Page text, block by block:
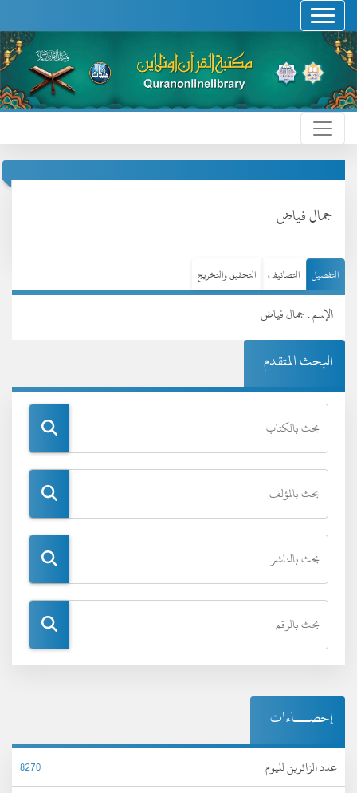
جمال فياض
التفصيل التصانيف التحقيق والتخريج
الإسم : جمال فياض
البحث المتقدم
إحصـــاءات
عدد الزائرين لليوم
8270